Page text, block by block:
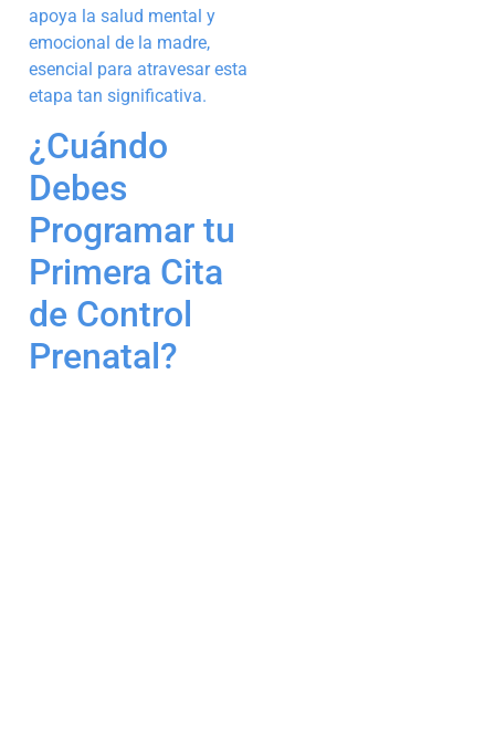
apoya la salud mental y
emocional de la madre,
esencial para atravesar esta
etapa tan significativa.
¿Cuándo
Debes
Programar tu
Primera Cita
de Control
Prenatal?